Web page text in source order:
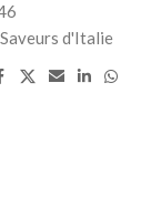
Saveurs d'Italie